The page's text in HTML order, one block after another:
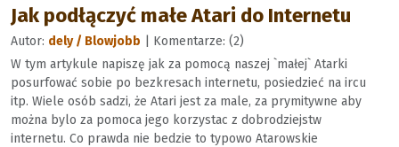
Jak podłączyć małe Atari do Internetu
Autor: dely / Blowjobb | Komentarze: (2)
W tym artykule napiszę jak za pomocą naszej `małej` Atarki
posurfować sobie po bezkresach internetu, posiedzieć na ircu
itp. Wiele osób sadzi, że Atari jest za male, za prymitywne aby
można bylo za pomoca jego korzystac z dobrodziejstw
internetu. Co prawda nie bedzie to typowo Atarowskie